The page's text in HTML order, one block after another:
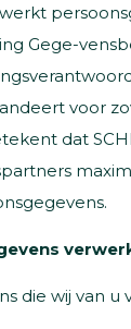
Gege-
voor
dat
die wij van u